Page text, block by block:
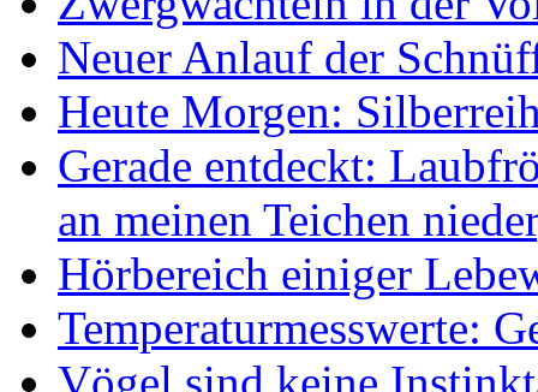
Neuer Anlauf der
Heute Morgen:
Gerade entdeckt:
an meinen Teichen
Hörbereich einiger
Temperaturmesswerte: